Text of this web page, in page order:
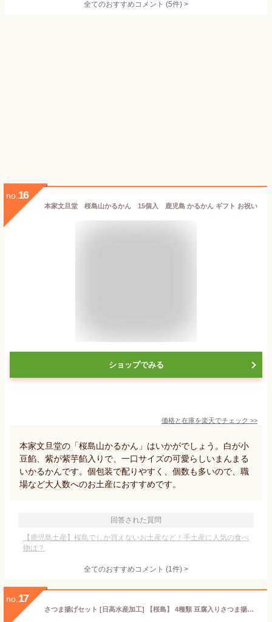
全てのおすすめコメント (5件) >
no. 16
本家文旦堂 桜島山かるかん 15個入 鹿児島 かるかん ギフト お祝い
ショップでみる
価格と在庫を楽天でチェック >>
本家文旦堂の「桜島山かるかん」はいかがでしょう。白が小
豆餡、紫が紫芋餡入りで、一口サイズの可愛らしいまんまる
いかるかんです。個包装で配りやすく、個数も多いので、職
場など大人数へのお土産におすすめです。
回答された質問
【鹿児島土産】桜島でしか買えないお土産など！手土産に人気の食べ
物は？
全てのおすすめコメント (1件) >
no. 17
さつま揚げセット [日高水産加工] 【桜島】 4種類 豆腐入りさつま揚げ 8枚、えそ棒天 200g、ちぎり蒲鉾 200g、いかにら 200g /鹿児島 さつま揚げ お土産 おつまみ 練り物 詰め合わせ セット おかず